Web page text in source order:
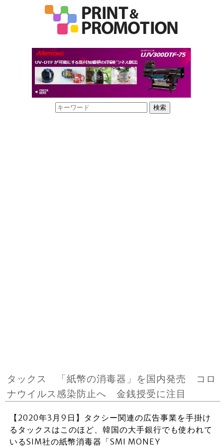
タックス 「紙幣の消毒器」を国内発売 コロ
ナウイルス感染防止へ 金銭授受に注目
【2020年3月9日】タクシー関連の広告事業を手掛け
るタックスはこのほど、韓国の大手銀行でも使われて
いるSIM社の紙幣消毒器「SMI MONEY